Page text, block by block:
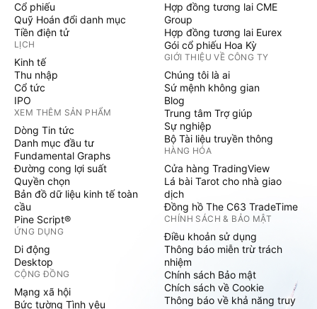
Cổ phiếu
Quỹ Hoán đổi danh mục
Tiền điện tử
LỊCH
Kinh tế
Thu nhập
Cổ tức
IPO
XEM THÊM SẢN PHẨM
Dòng Tin tức
Danh mục đầu tư
Fundamental Graphs
Đường cong lợi suất
Quyền chọn
Bản đồ dữ liệu kinh tế toàn
cầu
Pine Script®
ỨNG DỤNG
Di động
Desktop
CỘNG ĐỒNG
Mạng xã hội
Bức tường Tình yêu
Hợp đồng tương lai CME
Group
Hợp đồng tương lai Eurex
Gói cổ phiếu Hoa Kỳ
GIỚI THIỆU VỀ CÔNG TY
Chúng tôi là ai
Sứ mệnh không gian
Blog
Trung tâm Trợ giúp
Sự nghiệp
Bộ Tài liệu truyền thông
HÀNG HÓA
Cửa hàng TradingView
Lá bài Tarot cho nhà giao
dịch
Đồng hồ The C63 TradeTime
CHÍNH SÁCH & BẢO MẬT
Điều khoản sử dụng
Thông báo miễn trừ trách
nhiệm
Chính sách Bảo mật
Chích sách về Cookie
Thông báo về khả năng truy